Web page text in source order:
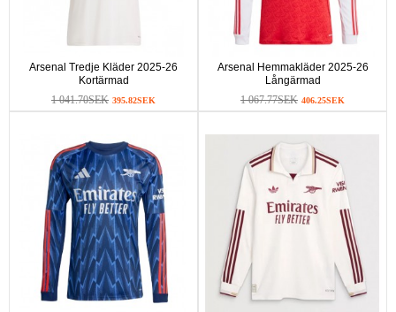
Arsenal Tredje Kläder 2025-26
Kortärmad
1 041.70SEK 395.82SEK
Arsenal Hemmakläder 2025-26
Långärmad
1 067.77SEK 406.25SEK